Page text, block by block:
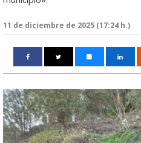
11 de diciembre de 2025 (17:24 h.)